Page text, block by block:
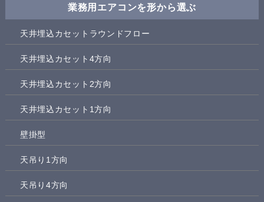
業務用エアコンを形から選ぶ
天井埋込カセットラウンドフロー
天井埋込カセット4方向
天井埋込カセット2方向
天井埋込カセット1方向
壁掛型
天吊り1方向
天吊り4方向